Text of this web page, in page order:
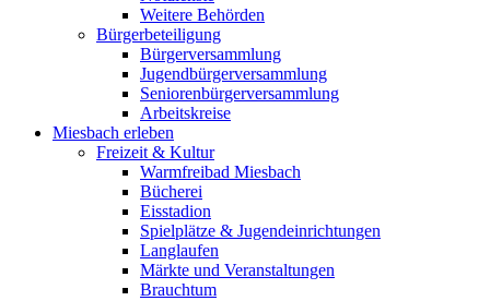
Weitere Behörden
Bürgerbeteiligung
Bürgerversammlung
Jugendbürgerversammlung
Seniorenbürgerversammlung
Arbeitskreise
Miesbach erleben
Freizeit & Kultur
Warmfreibad Miesbach
Bücherei
Eisstadion
Spielplätze & Jugendeinrichtungen
Langlaufen
Märkte und Veranstaltungen
Brauchtum